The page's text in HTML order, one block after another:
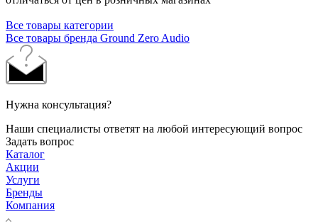
Все товары категории
Все товары бренда Ground Zero Audio
Нужна консультация?
Наши специалисты ответят на любой интересующий вопрос
Задать вопрос
Каталог
Акции
Услуги
Бренды
Компания